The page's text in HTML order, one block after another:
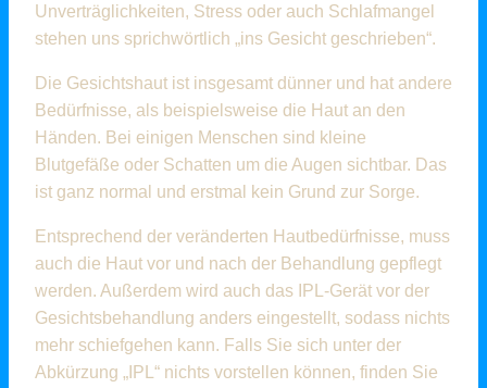
Unverträglichkeiten, Stress oder auch Schlafmangel
stehen uns sprichwörtlich „ins Gesicht geschrieben“.
Die Gesichtshaut ist insgesamt dünner und hat andere
Bedürfnisse, als beispielsweise die Haut an den
Händen. Bei einigen Menschen sind kleine
Blutgefäße oder Schatten um die Augen sichtbar. Das
ist ganz normal und erstmal kein Grund zur Sorge.
Entsprechend der veränderten Hautbedürfnisse, muss
auch die Haut vor und nach der Behandlung gepflegt
werden. Außerdem wird auch das IPL-Gerät vor der
Gesichtsbehandlung anders eingestellt, sodass nichts
mehr schiefgehen kann. Falls Sie sich unter der
Abkürzung „IPL“ nichts vorstellen können, finden Sie